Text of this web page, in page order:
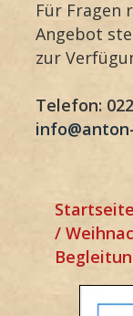
Für Fragen
Angebot
zur
Telefon:
Startseite
/